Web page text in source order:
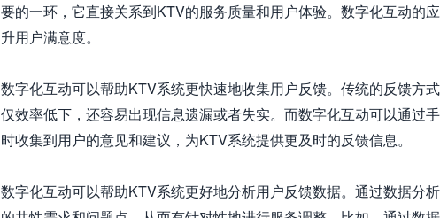
要的一环，它直接关系到KTV的服务质量和用户体验。数字化互动的
升用户满意度。
数字化互动可以帮助KTV系统更快速地收集用户反馈。传统的反馈方
仅效率低下，还容易出现信息遗漏或者失实。而数字化互动可以通过
时收集到用户的意见和建议，为KTV系统提供更及时的反馈信息。
数字化互动可以帮助KTV系统更好地分析用户反馈数据。通过数据分